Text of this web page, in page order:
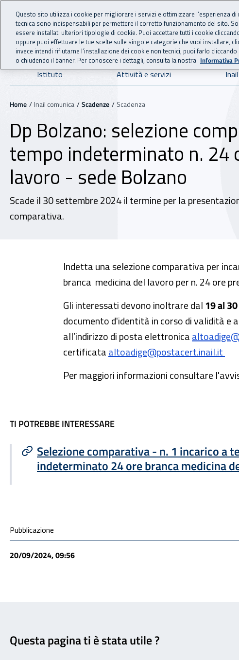
Vai al menu principale
Vai al contenuto principale
INAIL - Istituto Nazionale
Navigazione principale
Istituto Attività e servizi
Navigazione - Ti trovi in:
Home Inail comunica Scadenze Scadenza
Dp Bolzano: selezione
tempo indeterminato n. 24
lavoro - sede Bolzano
Scade il 30 settembre 2024 il termine per la
comparativa.
Indetta una selezione comparativa per
branca medicina del lavoro per n. 24 ore
Gli interessati devono inoltrare dal19 al
documento d'identità in corso di validità
all’indirizzo di posta elettronica
certificataaltoadige@postacert.inail.it
Per maggiori informazioni consultare
TI POTREBBE INTERESSARE
TI POTREBBE INTERESSARE
Selezione comparativa - n. 1 incarico a
indeterminato 24 ore branca medicina
Condivisione social
Pubblicazione
20/09/2024, 09:56
Questa pagina ti è stata utile ?
Questo sito utilizza i cookie per migliorare i servizi e ottimizzare l’esperienza di
tecnica sono indispensabili per permettere il corretto funzionamento del sito.
essere installati ulteriori tipologie di cookie. Puoi accettare tutti i cookie cliccando
oppure puoi effettuare le tue scelte sulle singole categorie che vuoi installare,
invece intendi rifiutarne l’installazione dei cookie non tecnici, puoi farlo cliccando
o chiudendo il banner. Per conoscere i dettagli, consulta la nostra Informativa